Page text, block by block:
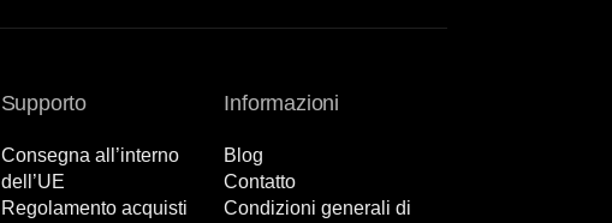
Supporto
Consegna all’interno
dell’UE
Regolamento acquisti
Informazioni
Blog
Contatto
Condizioni generali di